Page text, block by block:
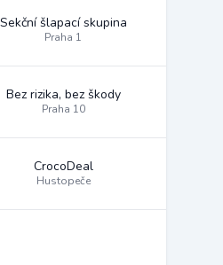
Sekční šlapací skupina
Praha 1
Bez rizika, bez škody
Praha 10
CrocoDeal
Hustopeče